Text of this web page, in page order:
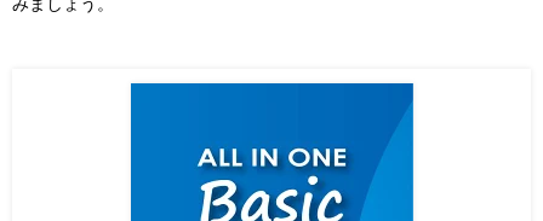
みましょう。